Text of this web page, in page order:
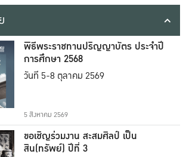
พิธีพระราชทานปริญญาบัตร ประจำปี
การศึกษา 2568
วันที่ 5-8 ตุลาคม 2569
5 สิงหาคม 2569
ขอเชิญร่วมงาน สะสมศิลป์ เป็น
สิน(ทรัพย์) ปีที่ 3